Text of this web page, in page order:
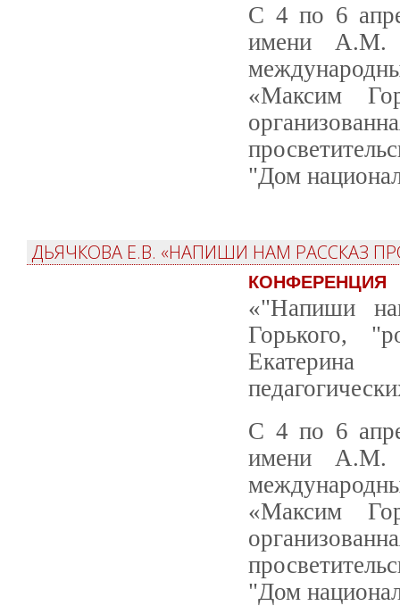
С 4 по 6
имени А.М.
«Максим
"Дом
ДЬЯЧКОВА Е.В. «НАПИШИ НАМ РАССКАЗ
КОНФЕРЕНЦИЯ
«"Напиши
Горького,
С 4 по 6
имени А.М.
«Максим
"Дом